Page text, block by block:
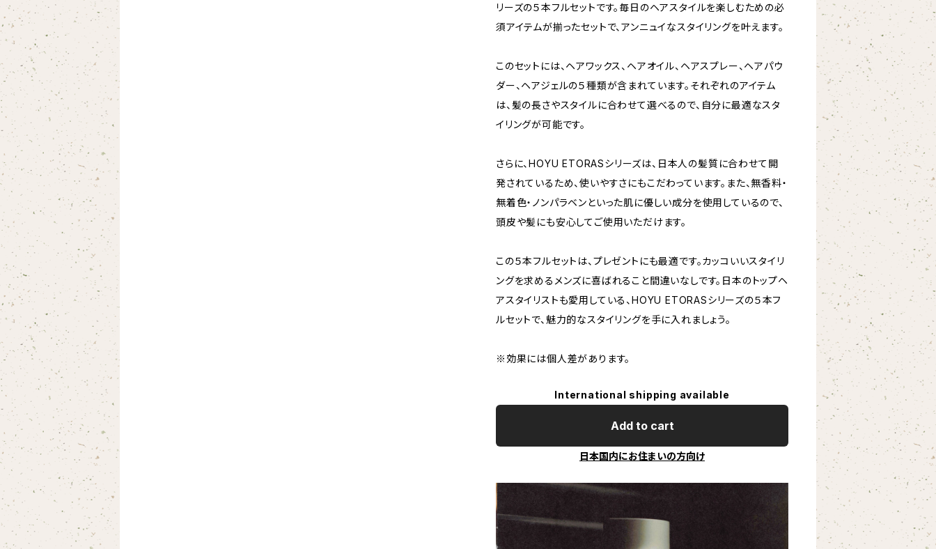
リーズの５本フルセットです。毎日のヘアスタイルを楽しむための必
須アイテムが揃ったセットで、アンニュイなスタイリングを叶えます。
このセットには、ヘアワックス、ヘアオイル、ヘアスプレー、ヘアパウ
ダー、ヘアジェルの５種類が含まれています。それぞれのアイテム
は、髪の長さやスタイルに合わせて選べるので、自分に最適なスタ
イリングが可能です。
さらに、HOYU ETORASシリーズは、日本人の髪質に合わせて開
発されているため、使いやすさにもこだわっています。また、無香料・
無着色・ノンパラベンといった肌に優しい成分を使用しているので、
頭皮や髪にも安心してご使用いただけます。
この５本フルセットは、プレゼントにも最適です。カッコいいスタイリ
ングを求めるメンズに喜ばれること間違いなしです。日本のトップヘ
アスタイリストも愛用している、HOYU ETORASシリーズの５本フ
ルセットで、魅力的なスタイリングを手に入れましょう。
※効果には個人差があります。
International shipping available
Add to cart
日本国内にお住まいの方向け